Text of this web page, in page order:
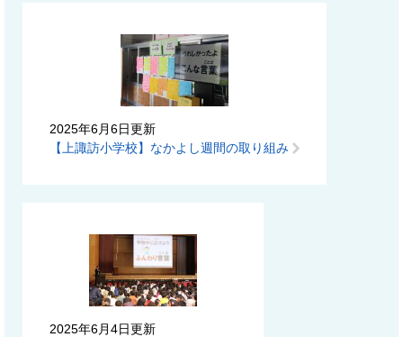
2025年6月6日更新
【上諏訪小学校】なかよし週間の取り組み
2025年6月4日更新